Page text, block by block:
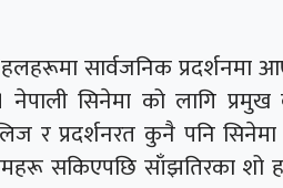
हलहरूमा सार्वजनिक
सिनेमा को लागि प्रमुख
र प्रदर्शनरत कुनै पनि
सकिएपछि साँझतिरका शो